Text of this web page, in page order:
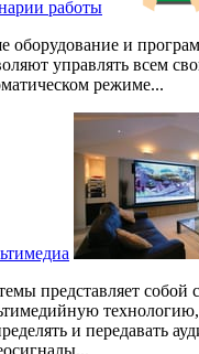
работы
оборудование и
управлять всем
режиме...
представляет собой
технологию,
и передавать